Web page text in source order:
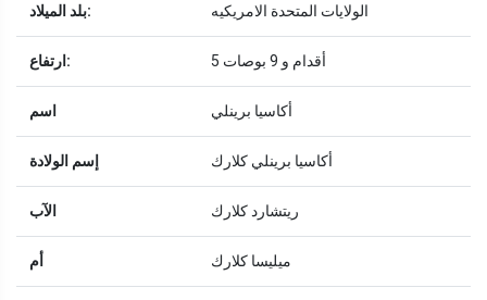
بلد الميلاد: الولايات المتحدة الامريكيه
ارتفاع: 5 أقدام و 9 بوصات
اسم أكاسيا برينلي
إسم الولادة أكاسيا برينلي كلارك
الآب ريتشارد كلارك
أم ميليسا كلارك